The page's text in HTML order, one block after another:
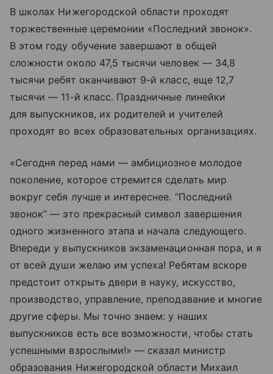
В школах Нижегородской области проходят
торжественные церемонии «Последний звонок».
В этом году обучение завершают в общей
сложности около 47,5 тысячи человек — 34,8
тысячи ребят оканчивают 9-й класс, еще 12,7
тысячи — 11-й класс. Праздничные линейки
для выпускников, их родителей и учителей
проходят во всех образовательных организациях.
«Сегодня перед нами — амбициозное молодое
поколение, которое стремится сделать мир
вокруг себя лучше и интереснее. “Последний
звонок” — это прекрасный символ завершения
одного жизненного этапа и начала следующего.
Впереди у выпускников экзаменационная пора, и я
от всей души желаю им успеха! Ребятам вскоре
предстоит открыть двери в науку, искусство,
производство, управление, преподавание и многие
другие сферы. Мы точно знаем: у наших
выпускников есть все возможности, чтобы стать
успешными взрослыми!» — сказал министр
образования Нижегородской области Михаил